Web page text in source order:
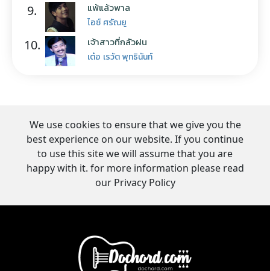
9. แพ้แล้วพาล
ไอซ์ ศรัณยู
10. เจ้าสาวที่กลัวฝน
เต๋อ เรวัต พุทธินันท์
We use cookies to ensure that we give you the
best experience on our website. If you continue
to use this site we will assume that you are
happy with it. for more information please read
our Privacy Policy